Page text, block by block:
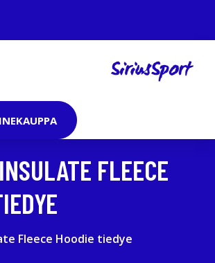
FLEECE
Fleece Hoodie tiedye